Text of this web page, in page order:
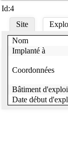
Id:4
Site
Nom
Implanté à
Coordonnées
Bâtiment
Date début
Code Nace
Secteur d'activité
Nom exploitant
Adresse
Puissance
Heures
Charges
Exemption(s)
Hors service?